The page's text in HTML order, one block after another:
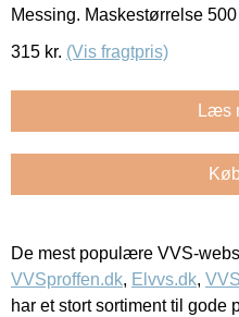
Messing. Maskestørrelse 500
315 kr. (Vis fragtpris)
Læs
De mest populære VVS-
VVSproffen.dk, Elvvs.dk,
har et stort sortiment til gode